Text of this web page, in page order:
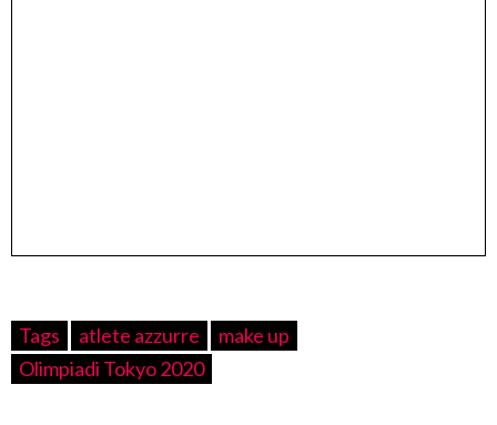
Tags atlete azzurre
make up
Olimpiadi Tokyo 2020